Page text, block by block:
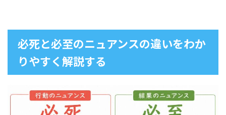
必死と必至のニュアンスの違いをわか
りやすく解説する